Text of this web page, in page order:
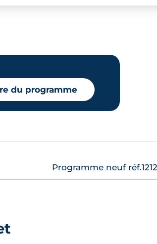
du programme
Programme neuf